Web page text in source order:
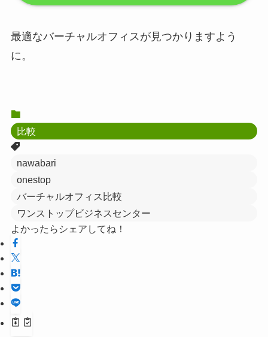
最適なバーチャルオフィスが見つかりますよう
に。
比較
nawabari
onestop
バーチャルオフィス比較
ワンストップビジネスセンター
よかったらシェアしてね！